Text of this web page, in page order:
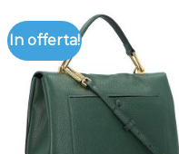
In offerta!